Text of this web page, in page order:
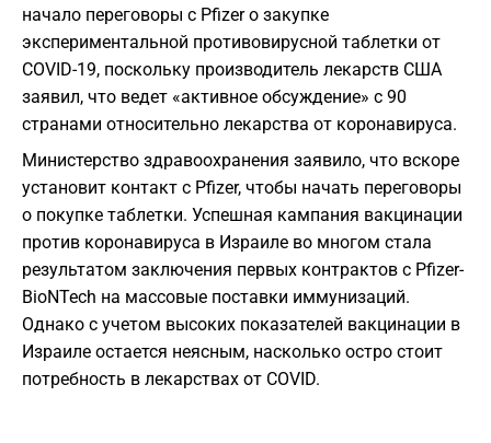
начало переговоры с Pfizer о закупке
экспериментальной противовирусной таблетки от
COVID-19, поскольку производитель лекарств США
заявил, что ведет «активное обсуждение» с 90
странами относительно лекарства от коронавируса.
Министерство здравоохранения заявило, что вскоре
установит контакт с Pfizer, чтобы начать переговоры
о покупке таблетки. Успешная кампания вакцинации
против коронавируса в Израиле во многом стала
результатом заключения первых контрактов с Pfizer-
BioNTech на массовые поставки иммунизаций.
Однако с учетом высоких показателей вакцинации в
Израиле остается неясным, насколько остро стоит
потребность в лекарствах от COVID.